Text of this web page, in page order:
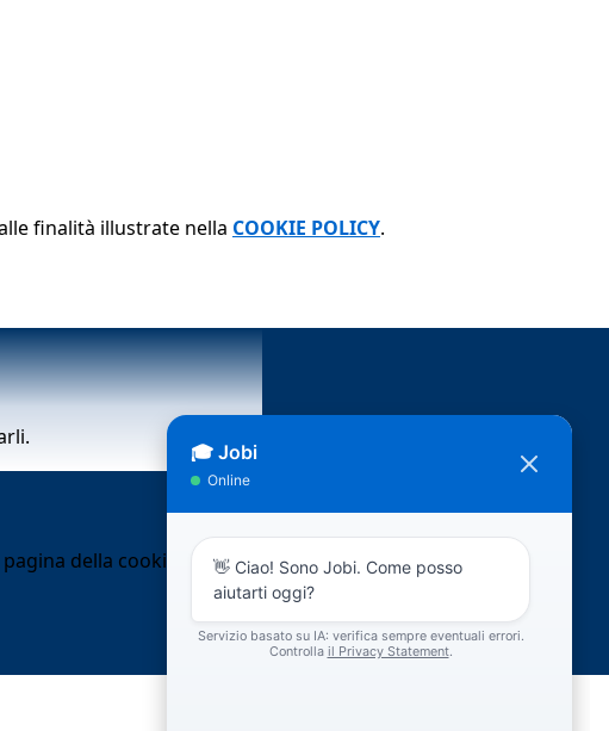
finalità illustrate nella COOKIE POLICY.
della cookie policy.